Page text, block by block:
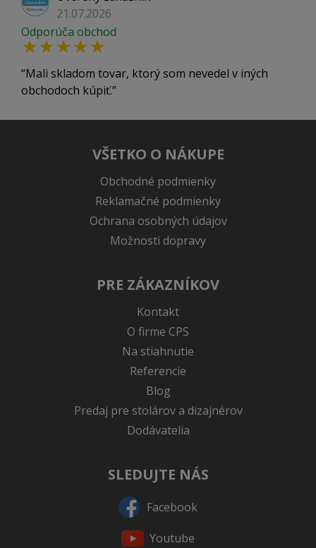
21.07.2026
Odporúča obchod
Mali skladom tovar, ktorý som nevedel v iných
obchodoch kúpiť.
VŠETKO O NÁKUPE
Obchodné podmienky
Reklamačné podmienky
Ochrana osobných údajov
Možnosti dopravy
PRE ZÁKAZNÍKOV
Kontakt
O firme CPS
Na stiahnutie
Referencie
Blog
Predaj pre stolárov a dizajnérov
Dodávatelia
SLEDUJTE NÁS
Facebook
Youtube